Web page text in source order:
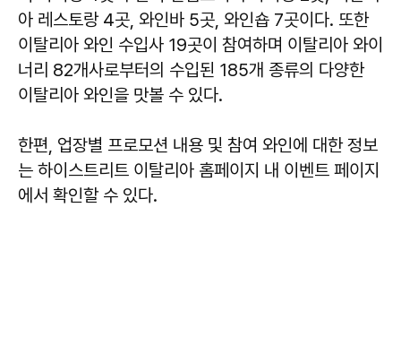
아 레스토랑 4곳, 와인바 5곳, 와인숍 7곳이다. 또한
이탈리아 와인 수입사 19곳이 참여하며 이탈리아 와이
너리 82개사로부터의 수입된 185개 종류의 다양한
이탈리아 와인을 맛볼 수 있다.
한편, 업장별 프로모션 내용 및 참여 와인에 대한 정보
는 하이스트리트 이탈리아 홈페이지 내 이벤트 페이지
에서 확인할 수 있다.